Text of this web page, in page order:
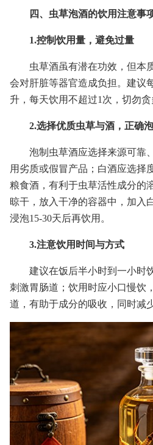
四、虫草泡酒的饮用注意事
1.控制饮用量，避免过量
虫草酒虽有潜在功效，但本
会对肝脏等器官造成负担。建议
升，每天饮用不超过1次，切勿贪
2.选择优质虫草与酒，正确
泡制虫草酒应选择来源可靠
用劣质或假冒产品；白酒应选择
粮食酒，有利于虫草活性成分的
晾干，放入干净的容器中，加入
浸泡15-30天后再饮用。
3.注意饮用时间与方式
建议在饭后半小时到一小时
刺激胃肠道；饮用时应小口慢饮
道，有助于成分的吸收，同时减